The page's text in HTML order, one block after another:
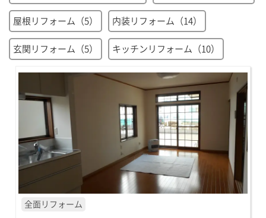
屋根リフォーム（5） 内装リフォーム（14）
玄関リフォーム（5） キッチンリフォーム（10）
全面リフォーム